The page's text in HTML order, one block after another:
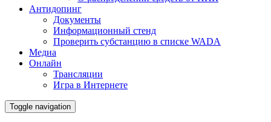
Антидопинг
Документы
Информационный стенд
Проверить субстанцию в списке WADA
Медиа
Онлайн
Трансляции
Игра в Интернете
Toggle navigation